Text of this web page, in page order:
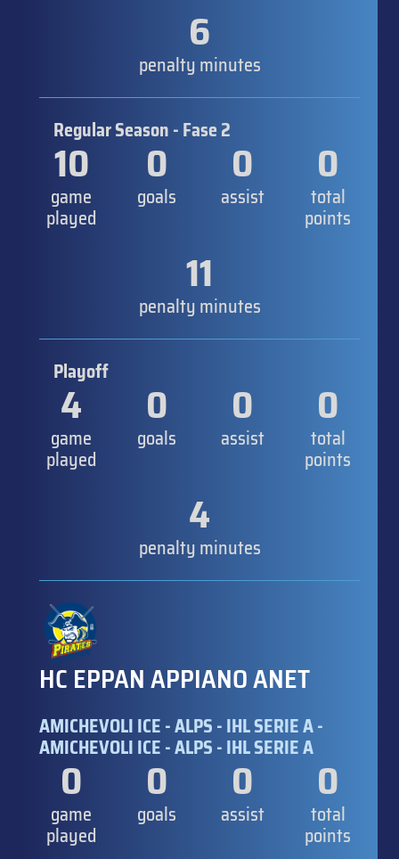
6
penalty minutes
Regular Season - Fase 2
10
game
played
0
goals
0
assist
0
total
points
11
penalty minutes
Playoff
4
game
played
0
goals
0
assist
0
total
points
4
penalty minutes
HC EPPAN APPIANO ANET
AMICHEVOLI ICE - ALPS - IHL SERIE A -
AMICHEVOLI ICE - ALPS - IHL SERIE A
0
game
played
0
goals
0
assist
0
total
points